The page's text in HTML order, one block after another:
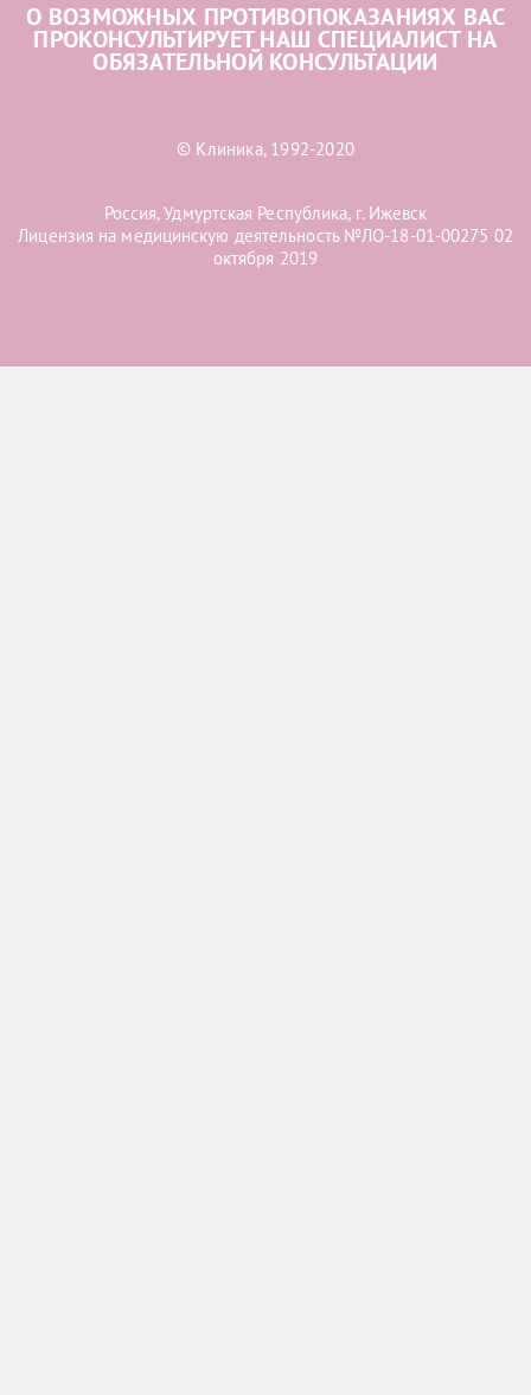
О ВОЗМОЖНЫХ ПРОТИВОПОКАЗАНИЯХ ВАС
ПРОКОНСУЛЬТИРУЕТ НАШ СПЕЦИАЛИСТ НА
ОБЯЗАТЕЛЬНОЙ КОНСУЛЬТАЦИИ
© Клиника, 1992-2020
Россия, Удмуртская Республика, г. Ижевск
Лицензия на медицинскую деятельность №ЛО-18-01-00275 02
октября 2019